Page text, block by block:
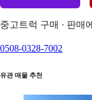
중고트럭 구매 · 판매
0508-0328-7002
유관 매물 추천